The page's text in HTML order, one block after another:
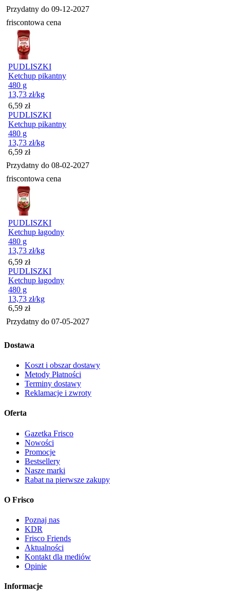
Przydatny do 09-12-2027
friscontowa cena
PUDLISZKI
Ketchup pikantny
480 g
13,73 zł/kg
Cena
6,59 zł
PUDLISZKI
Ketchup pikantny
480 g
13,73 zł/kg
Cena
6,59 zł
Przydatny do 08-02-2027
friscontowa cena
PUDLISZKI
Ketchup łagodny
480 g
13,73 zł/kg
Cena
6,59 zł
PUDLISZKI
Ketchup łagodny
480 g
13,73 zł/kg
Cena
6,59 zł
Przydatny do 07-05-2027
Dostawa
Koszt i obszar dostawy
Metody Płatności
Terminy dostawy
Reklamacje i zwroty
Oferta
Gazetka Frisco
Nowości
Promocje
Bestsellery
Nasze marki
Rabat na pierwsze zakupy
O Frisco
Poznaj nas
KDR
Frisco Friends
Aktualności
Kontakt dla mediów
Opinie
Informacje